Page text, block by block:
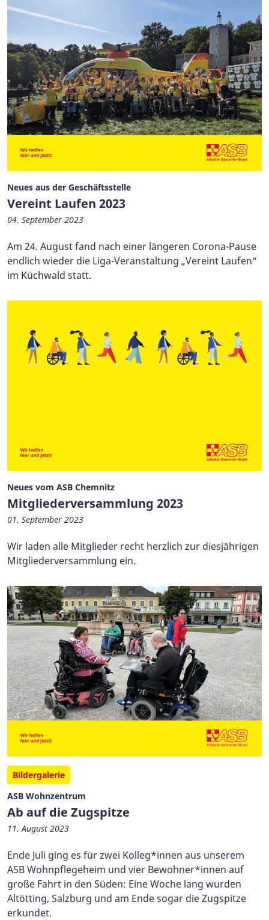
Neues aus der Geschäftsstelle
Vereint Laufen 2023
04. September 2023
Am 24. August fand nach einer längeren Corona-Pause
endlich wieder die Liga-Veranstaltung „Vereint Laufen“
im Küchwald statt.
Neues vom ASB Chemnitz
Mitgliederversammlung 2023
01. September 2023
Wir laden alle Mitglieder recht herzlich zur diesjährigen
Mitgliederversammlung ein.
Bildergalerie
ASB Wohnzentrum
Ab auf die Zugspitze
11. August 2023
Ende Juli ging es für zwei Kolleg*innen aus unserem
ASB Wohnpflegeheim und vier Bewohner*innen auf
große Fahrt in den Süden: Eine Woche lang wurden
Altötting, Salzburg und am Ende sogar die Zugspitze
erkundet.